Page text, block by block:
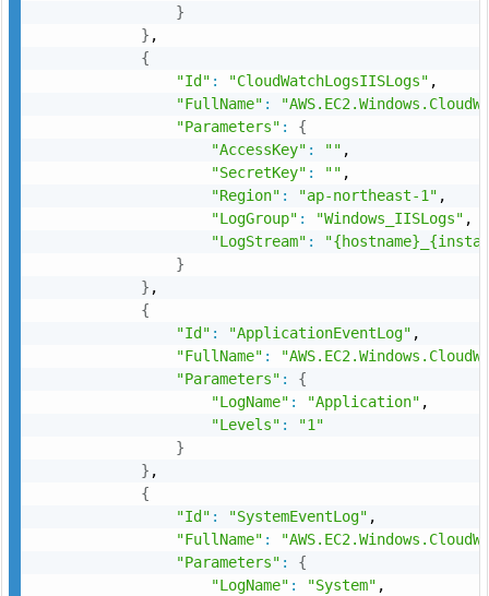
}
} ,
{
"Id" : "CloudWatchLogsIISLogs" ,
"FullName" :
"Parameters" :
{
"AccessKey" : "" ,
"SecretKey" : "" ,
"Region" : "ap-northeast-1" ,
"LogGroup" : "Windows_IISLogs" ,
"LogStream" :
}
} ,
{
"Id" : "ApplicationEventLog" ,
"FullName" :
"Parameters" :
{
"LogName" : "Application" ,
"Levels" :
"1"
}
} ,
{
"Id" : "SystemEventLog" ,
"FullName" :
"Parameters" :
{
"LogName" : "System" ,